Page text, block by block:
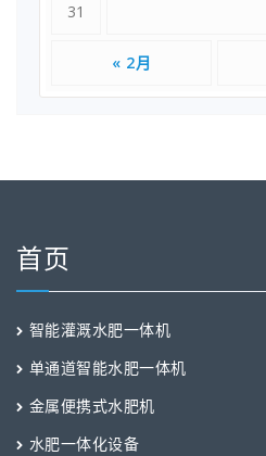
« 2月
31
首页
智能灌溉水肥一体机
单通道智能水肥一体机
金属便携式水肥机
水肥一体化设备